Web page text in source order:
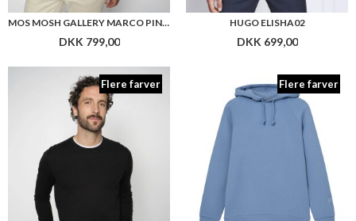
MOS MOSH GALLERY MARCO PIN STRIPE
DKK 799,00
HUGO ELISHA02
DKK 699,00
Flere farver Flere farver